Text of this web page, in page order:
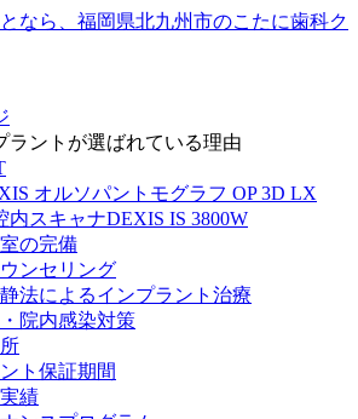
オルソパントモグラフ OP 3D LX
内スキャナDEXIS IS 3800W
の完備
ンセリング
法によるインプラント治療
院内感染対策
ト保証期間
績